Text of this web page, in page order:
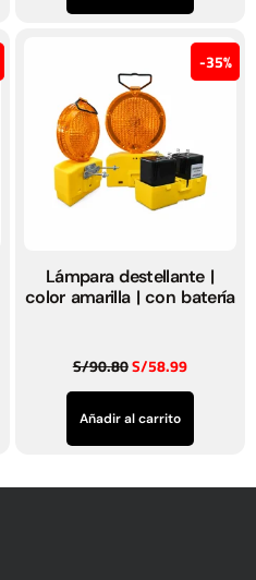
35%
Lámpara destellante |
color amarilla | con batería
S/90.80S/58.99
Añadir al carrito